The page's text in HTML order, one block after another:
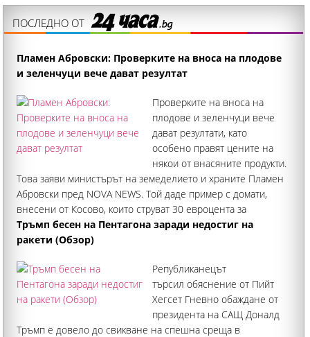
ПОСЛЕДНО ОТ
Пламен Абровски: Проверките на вноса на плодове
и зеленчуци вече дават резултат
Проверките на вноса на
плодове и зеленчуци вече
дават резултати, като
особено правят цените на
някои от внасяните продукти.
Това заяви министърът на земеделието и храните Пламен
Абровски пред NOVA NEWS. Той даде пример с домати,
внесени от Косово, които струват 30 евроцента за
килограм. Министерството на земеделието засили
контрола по границите
Тръмп бесен на Пентагона заради недостиг на
ракети (Обзор)
Републиканецът
търсил обяснение от Пийт
Хегсет Гневно обаждане от
президента на САЩ Доналд
Тръмп е довело до свикване на спешна среща в